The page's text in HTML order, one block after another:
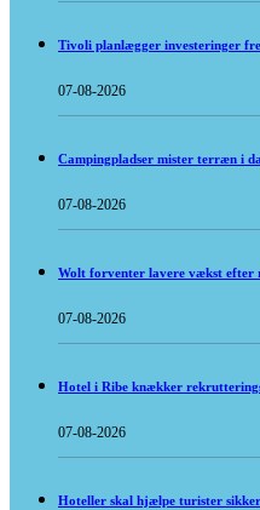
Tivoli planlægger investeringer
07-08-2026
Campingpladser mister terræn i
07-08-2026
Wolt forventer lavere vækst efter
07-08-2026
Hotel i Ribe knækker
07-08-2026
Hoteller skal hjælpe turister